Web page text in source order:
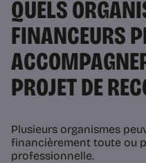
QUELS
FINANCEURS
PROJET DE
Plusieurs organismes
financièrement toute ou
professionnelle.